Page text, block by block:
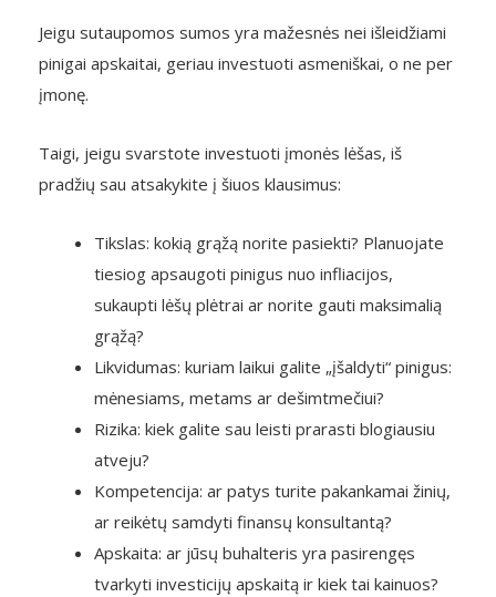
Jeigu sutaupomos sumos yra mažesnės nei išleidžiami
pinigai apskaitai, geriau investuoti asmeniškai, o ne per
įmonę.
Taigi, jeigu svarstote investuoti įmonės lėšas, iš
pradžių sau atsakykite į šiuos klausimus:
Tikslas: kokią grąžą norite pasiekti? Planuojate
tiesiog apsaugoti pinigus nuo infliacijos,
sukaupti lėšų plėtrai ar norite gauti maksimalią
grąžą?
Likvidumas: kuriam laikui galite „įšaldyti“ pinigus:
mėnesiams, metams ar dešimtmečiui?
Rizika: kiek galite sau leisti prarasti blogiausiu
atveju?
Kompetencija: ar patys turite pakankamai žinių,
ar reikėtų samdyti finansų konsultantą?
Apskaita: ar jūsų buhalteris yra pasirengęs
tvarkyti investicijų apskaitą ir kiek tai kainuos?